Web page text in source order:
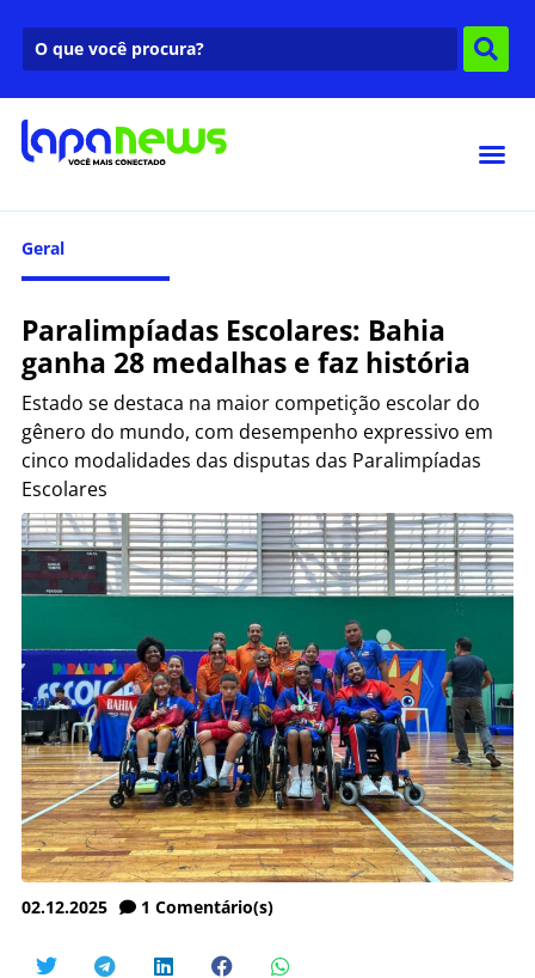
Geral
Paralimpíadas Escolares: Bahia
ganha 28 medalhas e faz história
Estado se destaca na maior competição escolar do
gênero do mundo, com desempenho expressivo em
cinco modalidades das disputas das Paralimpíadas
Escolares
02.12.2025 1 Comentário(s)